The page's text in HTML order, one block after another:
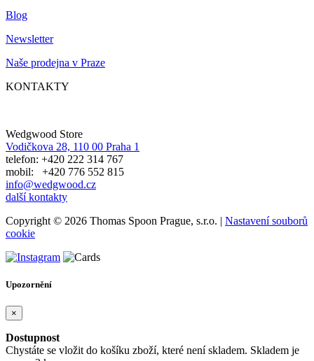
Blog
Newsletter
Naše prodejna v Praze
KONTAKTY
Wedgwood Store
Vodičkova 28, 110 00 Praha 1
telefon: +420 222 314 767
mobil: +420 776 552 815
info@wedgwood.cz
další kontakty
Copyright © 2026 Thomas Spoon Prague, s.r.o. | Nastavení souborů
cookie
Upozornění
×
Dostupnost
Chystáte se vložit do košíku zboží, které není skladem. Skladem je